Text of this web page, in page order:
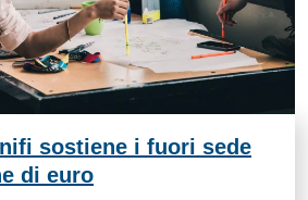
sostiene i fuori sede
di euro